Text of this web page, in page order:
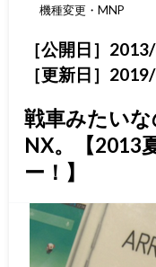
機種変更・MNP
［公開日］
［更新日］
戦車みたい
NX。【2013
ー！】